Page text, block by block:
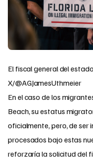
El fiscal general del
X/@AGJamesUthmeier
En el caso de los
Beach, su estatus
oficialmente, pero, de ser
procesados bajo estas
reforzaría la solicitud del